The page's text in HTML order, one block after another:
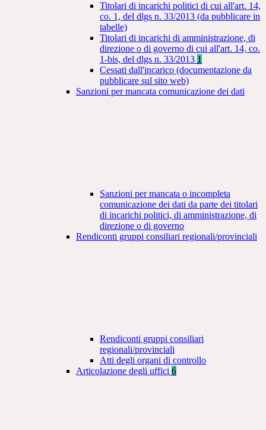
Titolari di incarichi politici di cui all'art. 14,
co. 1, del dlgs n. 33/2013 (da pubblicare in
tabelle)
Titolari di incarichi di amministrazione, di
direzione o di governo di cui all'art. 14, co.
1-bis, del dlgs n. 33/2013 1
Cessati dall'incarico (documentazione da
pubblicare sul sito web)
Sanzioni per mancata comunicazione dei dati
Sanzioni per mancata o incompleta
comunicazione dei dati da parte dei titolari
di incarichi politici, di amministrazione, di
direzione o di governo
Rendiconti gruppi consiliari regionali/provinciali
Rendiconti gruppi consiliari
regionali/provinciali
Atti degli organi di controllo
Articolazione degli uffici 6